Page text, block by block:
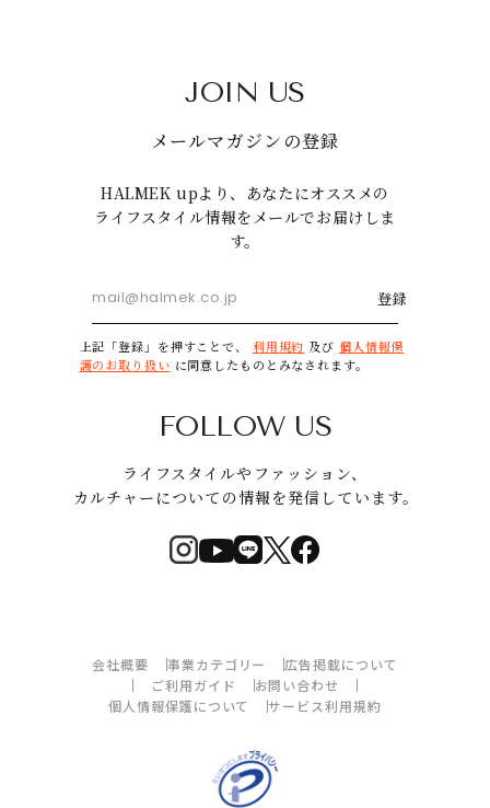
JOIN US
メールマガジンの登録
HALMEK upより、あなたにオススメの
ライフスタイル情報をメールでお届けしま
す。
登録
上記「登録」を押すことで、 利用規約 及び 個人情報保
護のお取り扱い に同意したものとみなされます。
FOLLOW US
ライフスタイルやファッション、
カルチャーについての情報を発信しています。
会社概要 事業カテゴリー
広告掲載について
ご利用ガイド
お問い合わせ
個人情報保護について
サービス利用規約